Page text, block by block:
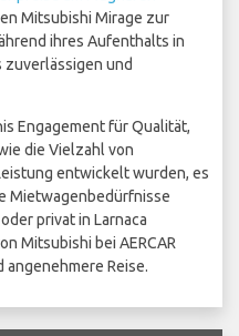
Mitsubishi Mirage zur
ihres Aufenthalts in
zuverlässigen und
Engagement für Qualität,
die Vielzahl von
entwickelt wurden, es
Mietwagenbedürfnisse
privat in Larnaca
Mitsubishi bei AERCAR
Reise.